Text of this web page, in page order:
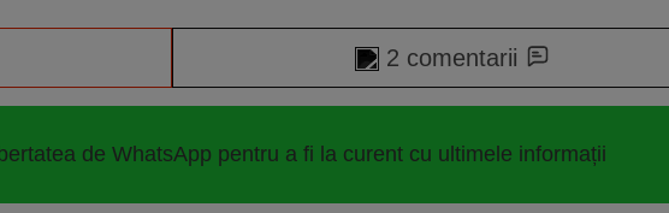
2 comentarii
de WhatsApp pentru a fi la curent cu ultimele informații